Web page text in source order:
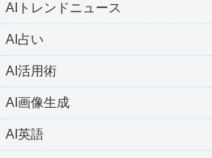
AIトレンドニュース
AI占い
AI活用術
AI画像生成
AI英語